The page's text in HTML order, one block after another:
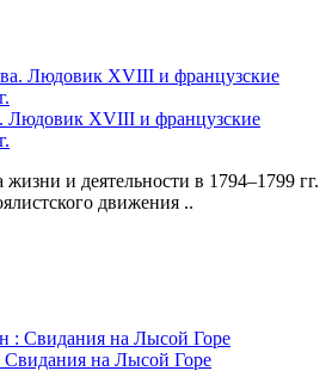
Людовик XVIII и французские
и деятельности в 1794–1799 гг.
движения ..
Свидания на Лысой Горе